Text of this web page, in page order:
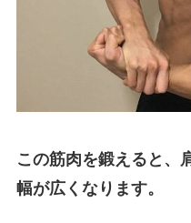
この筋肉を鍛えると、
幅が広くなります。